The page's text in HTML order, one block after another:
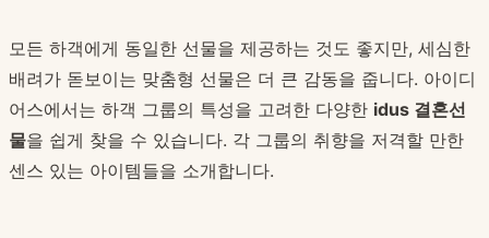
모든 하객에게 동일한 선물을 제공하는 것도 좋지만, 세심한
배려가 돋보이는 맞춤형 선물은 더 큰 감동을 줍니다. 아이디
어스에서는 하객 그룹의 특성을 고려한 다양한 idus 결혼선
물을 쉽게 찾을 수 있습니다. 각 그룹의 취향을 저격할 만한
센스 있는 아이템들을 소개합니다.